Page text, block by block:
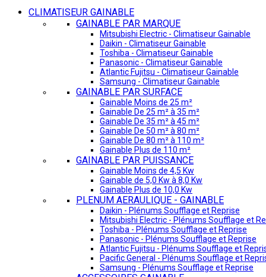
CLIMATISEUR GAINABLE
GAINABLE PAR MARQUE
Mitsubishi Electric - Climatiseur Gainable
Daikin - Climatiseur Gainable
Toshiba - Climatiseur Gainable
Panasonic - Climatiseur Gainable
Atlantic Fujitsu - Climatiseur Gainable
Samsung - Climatiseur Gainable
GAINABLE PAR SURFACE
Gainable Moins de 25 m²
Gainable De 25 m² à 35 m²
Gainable De 35 m² à 45 m²
Gainable De 50 m² à 80 m²
Gainable De 80 m² à 110 m²
Gainable Plus de 110 m²
GAINABLE PAR PUISSANCE
Gainable Moins de 4,5 Kw
Gainable de 5,0 Kw à 8,0 Kw
Gainable Plus de 10,0 Kw
PLENUM AERAULIQUE - GAINABLE
Daikin - Plénums Soufflage et Reprise
Mitsubishi Electric - Plénums Soufflage et
Toshiba - Plénums Soufflage et Reprise
Panasonic - Plénums Soufflage et Reprise
Atlantic Fujitsu - Plénums Soufflage et
Pacific General - Plénums Soufflage et
Samsung - Plénums Soufflage et Reprise